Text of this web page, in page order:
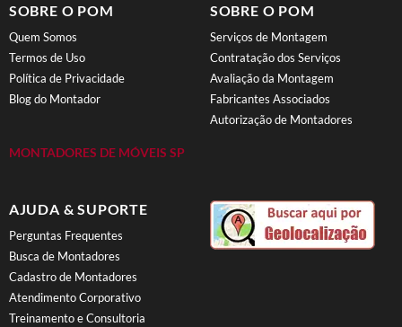
SOBRE O POM
Quem Somos
Termos de Uso
Política de Privacidade
Blog do Montador
MONTADORES DE MÓVEIS SP
SOBRE O POM
Serviços de Montagem
Contratação dos Serviços
Avaliação da Montagem
Fabricantes Associados
Autorização de Montadores
AJUDA & SUPORTE
Perguntas Frequentes
Busca de Montadores
Cadastro de Montadores
Atendimento Corporativo
Treinamento e Consultoria